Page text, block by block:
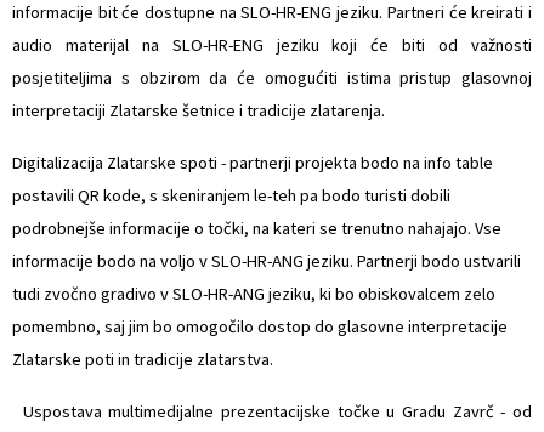
informacije bit će dostupne na SLO-HR-ENG jeziku. Partneri će kreirati i
audio materijal na SLO-HR-ENG jeziku koji će biti od važnosti
posjetiteljima s obzirom da će omogućiti istima pristup glasovnoj
interpretaciji Zlatarske šetnice i tradicije zlatarenja.
Digitalizacija Zlatarske spoti - partnerji projekta bodo na info table
postavili QR kode, s skeniranjem le-teh pa bodo turisti dobili
podrobnejše informacije o točki, na kateri se trenutno nahajajo. Vse
informacije bodo na voljo v SLO-HR-ANG jeziku. Partnerji bodo ustvarili
tudi zvočno gradivo v SLO-HR-ANG jeziku, ki bo obiskovalcem zelo
pomembno, saj jim bo omogočilo dostop do glasovne interpretacije
Zlatarske poti in tradicije zlatarstva.
multimedijalne prezentacijske točke u Gradu Zavrč - od